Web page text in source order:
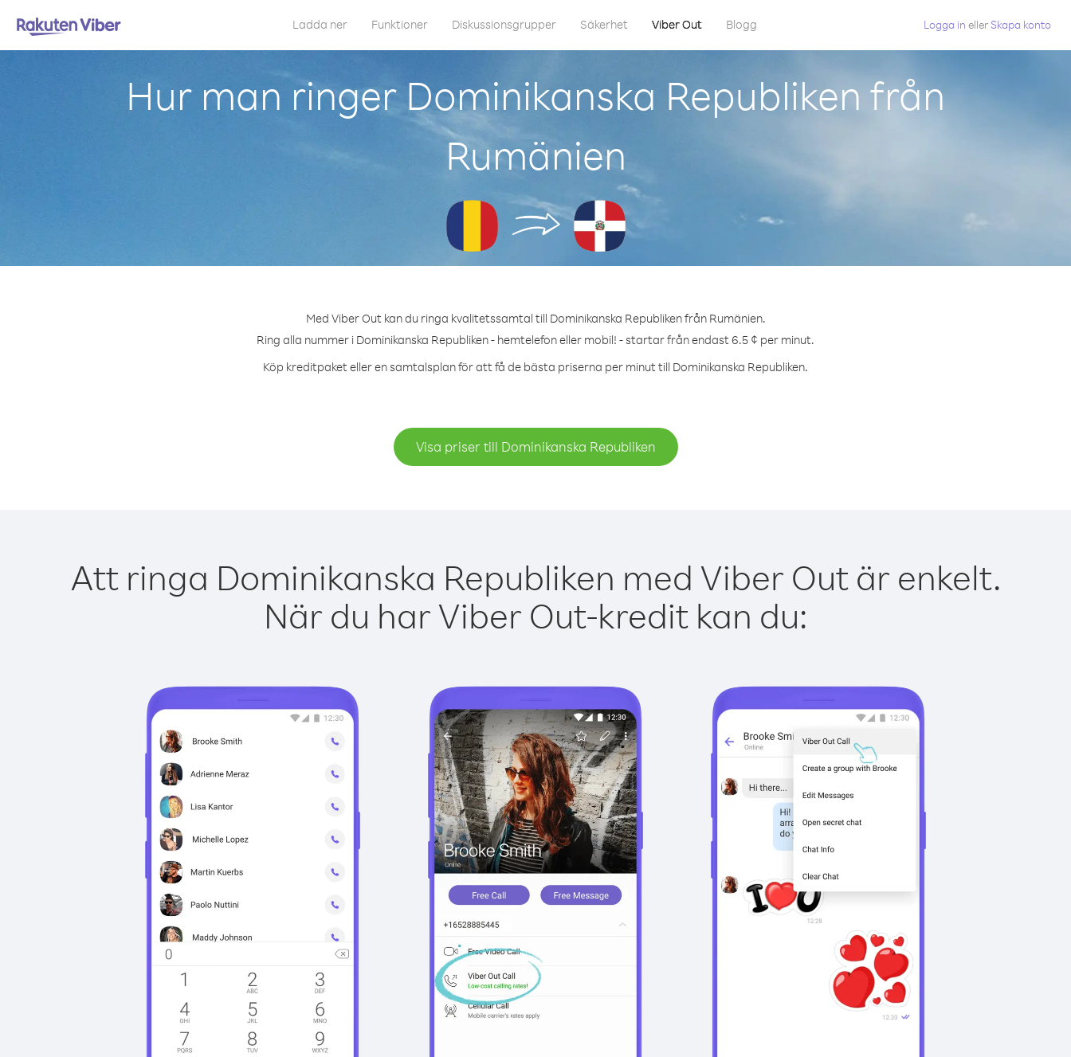
Ladda ner Funktioner Diskussionsgrupper Säkerhet Viber Out Blogg Logga in eller Skapa konto
Hur man ringer Dominikanska Republiken från
Rumänien
Med Viber Out kan du ringa kvalitetssamtal till Dominikanska Republiken från Rumänien.
Ring alla nummer i Dominikanska Republiken - hemtelefon eller mobil! - startar från endast 6.5 ¢ per minut.
Köp kreditpaket eller en samtalsplan för att få de bästa priserna per minut till Dominikanska Republiken.
Visa priser till Dominikanska Republiken
Att ringa Dominikanska Republiken med Viber Out är enkelt.
När du har Viber Out-kredit kan du: